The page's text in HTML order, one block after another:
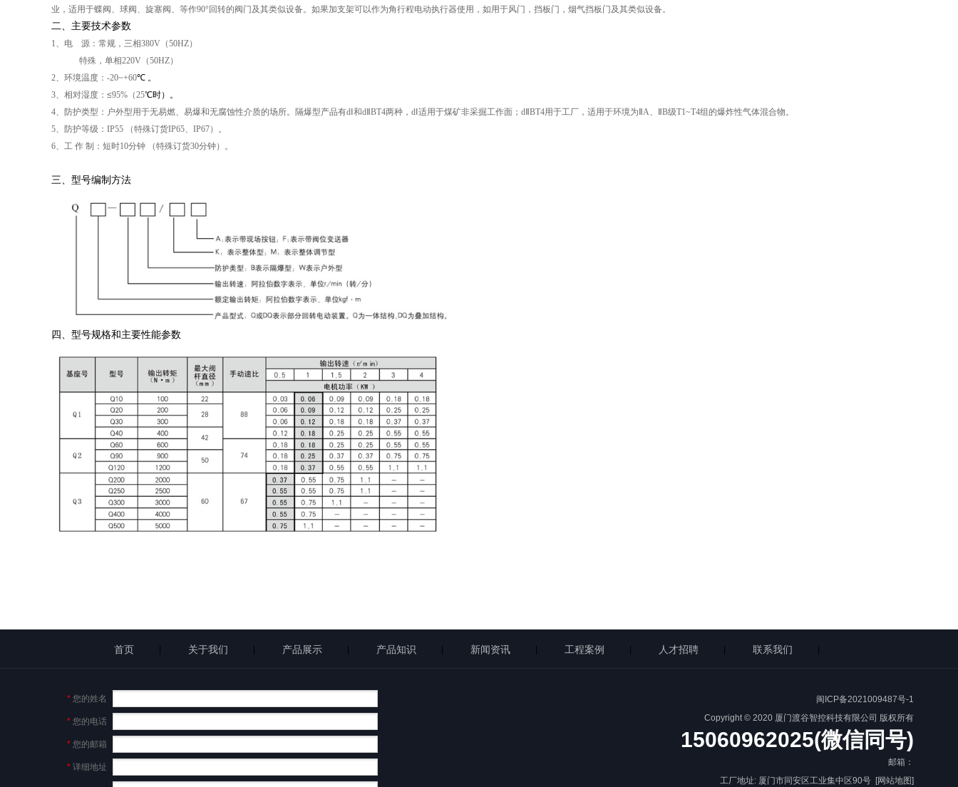
业，适用于蝶阀、球阀、旋塞阀、等作90°回转的阀门及其类似设备。如果加支架可以作为角行程电动执行器使用，如用于风门，挡板门，烟气挡板门及其类似设备。
二、主要技术参数
1、 电 源：常规，三相380V（50HZ）
特殊，单相220V（50HZ）
2、 环境温度： -20~+60℃ 。
3、 相对湿度： ≤95% （25℃时）。
4、防护类型：户外型用于无易燃、易爆和无腐蚀性介质的场所。隔爆型产品有d Ⅰ和dⅡBT4两种，dⅠ适用于煤矿非采掘工作面；dⅡBT4用于工厂，适用于环境为ⅡA、ⅡB级T1~T4组的爆炸性气体混合物。
5、
防护等级： IP55 （特殊订货IP65、 IP67）。
6、 工 作 制：短时10分钟 （特殊订货30分钟）。
三、型号编制方法
四、型号规格和主要性能参数
首页 关于我们 产品展示 产品知识 新闻资讯 工程案例 人才招聘 联系我们
* 您的姓名
* 您的电话
* 您的邮箱
* 详细地址
闽ICP备2021009487号-1
Copyright © 2020 厦门渡谷智控科技有限公司 版权所有
15060962025(微信同号)
邮箱：
工厂地址: 厦门市同安区工业集中区90号 [网站地图]